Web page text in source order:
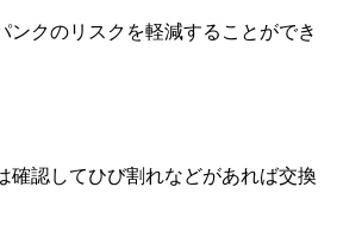
ンクのリスクを軽減することができ
確認してひび割れなどがあれば交換